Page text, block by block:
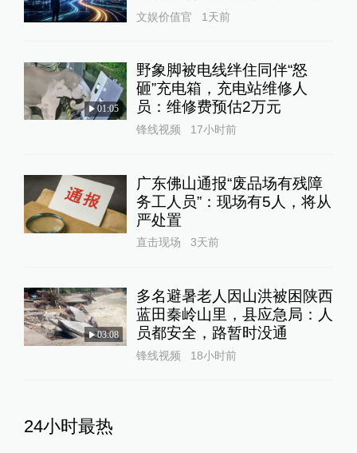
文娱价值官 1天前
01:05
野象脚被电线绊住同伴“怒
砸”充电箱，充电站维修人
员：维修费预估2万元
锋线视频 17小时前
广东佛山通报“废品场有残障
务工人员”：现场有5人，将从
严处置
直击现场 3天前
03:08
多名避暑老人因山洪被困陕西
蓝田秦岭山里，县应急局：人
员都安全，路暂时没通
锋线视频 18小时前
24小时最热